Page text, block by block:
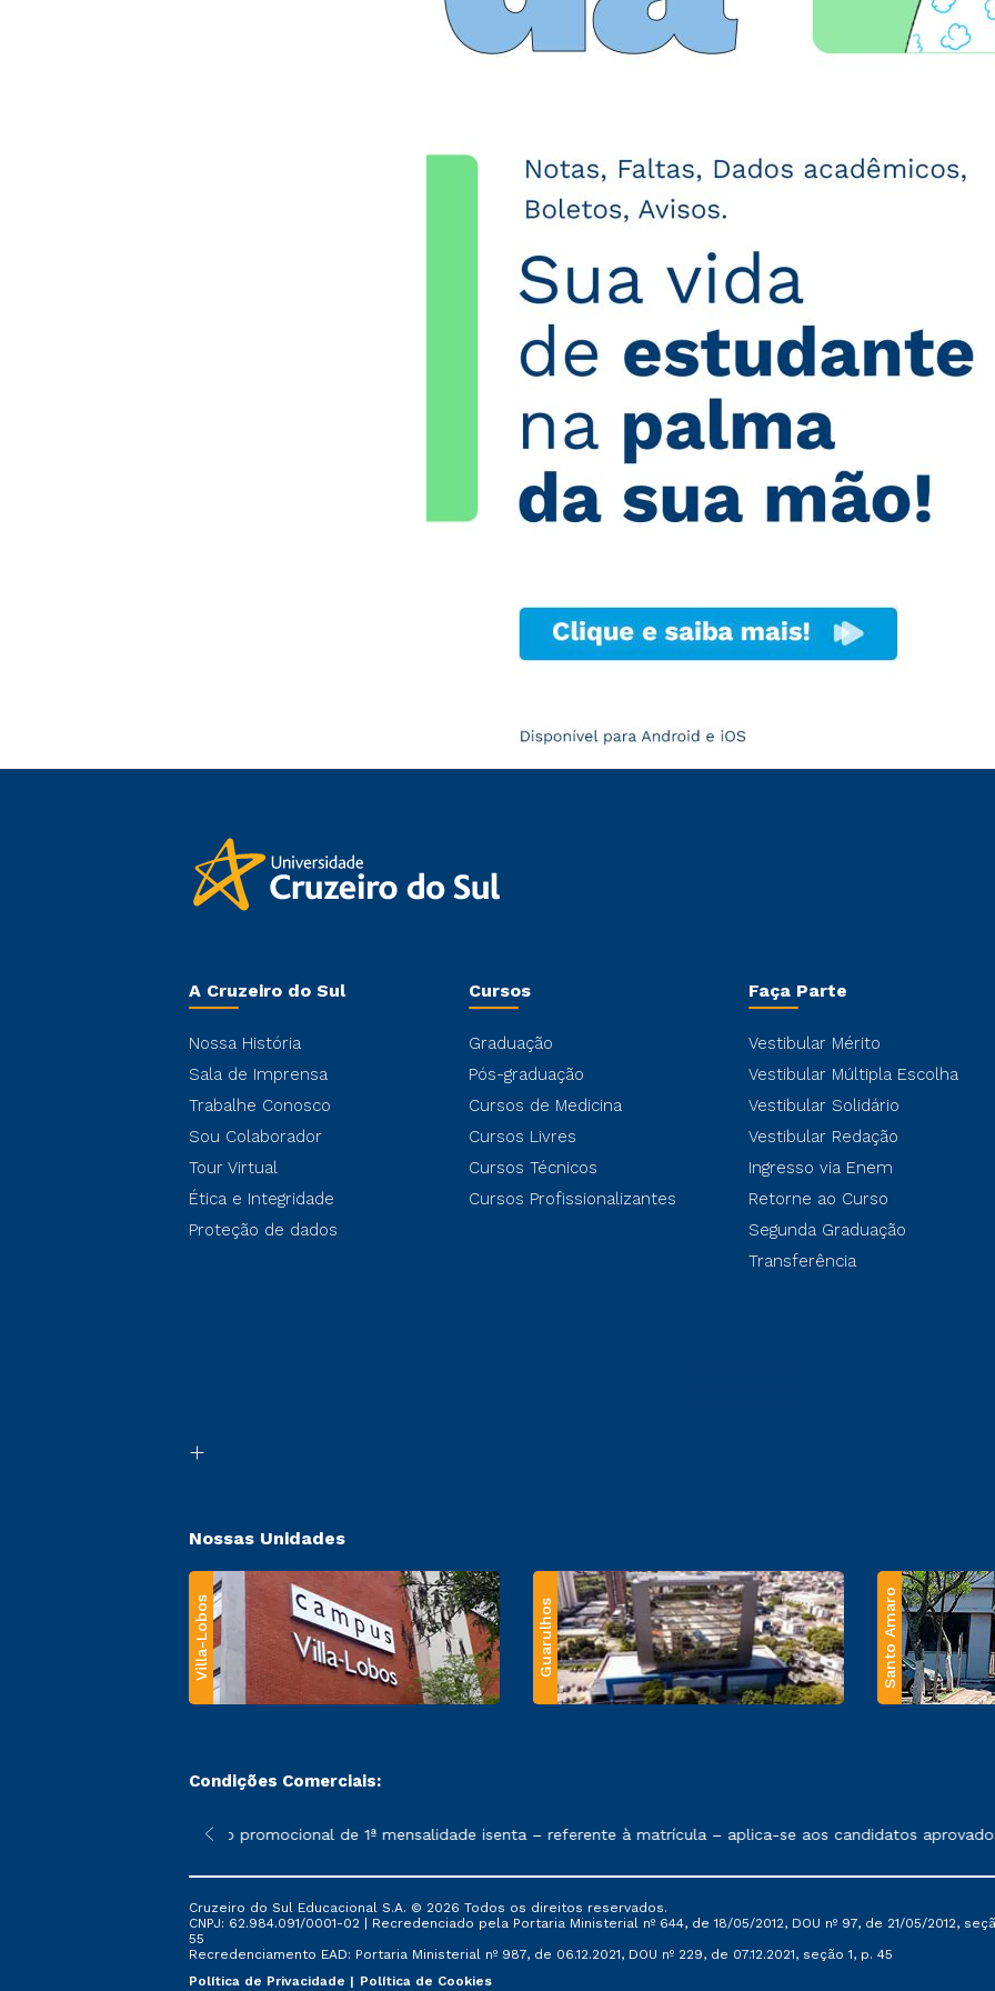
A Cruzeiro do Sul
Nossa História
Sala de Imprensa
Trabalhe Conosco
Sou Colaborador
Tour Virtual
Ética e Integridade
Proteção de dados
Cursos
Graduação
Pós-graduação
Cursos de Medicina
Cursos Livres
Cursos Técnicos
Cursos Profissionalizantes
Faça Parte
Vestibular Mérito
Vestibular Múltipla Escolha
Vestibular Solidário
Vestibular Redação
Ingresso via Enem
Retorne ao Curso
Segunda Graduação
Transferência
Nossas Unidades
Villa-Lobos Guarulhos Santo Amaro
Condições Comerciais:
sofrer alterações nos períodos de rematrícula conforme exposto no contrato de prestação de serviços.
*A condição promocional de 1ª mensalidade isenta – referente à matrícula – aplica-se aos candidatos
Cruzeiro do Sul Educacional S.A. © 2026 Todos os direitos reservados.
CNPJ: 62.984.091/0001-02 | Recredenciado pela Portaria Ministerial nº 644, de 18/05/2012, DOU nº 97, de 21/05/2012,
55
Recredenciamento EAD: Portaria Ministerial nº 987, de 06.12.2021, DOU nº 229, de 07.12.2021, seção 1, p. 45
Política de Privacidade
Política de Cookies